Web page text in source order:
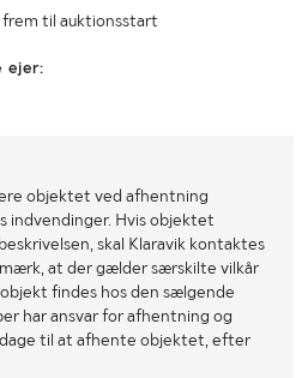
til auktionsstart
ejer:
objektet ved afhentning
indvendinger. Hvis objektet
skal Klaravik kontaktes
at der gælder særskilte vilkår
findes hos den sælgende
har ansvar for afhentning og
dage til at afhente objektet, efter